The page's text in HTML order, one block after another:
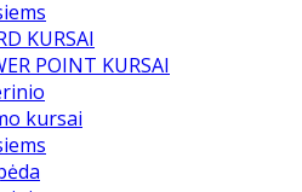
KURSAI
POINT KURSAI
kursai